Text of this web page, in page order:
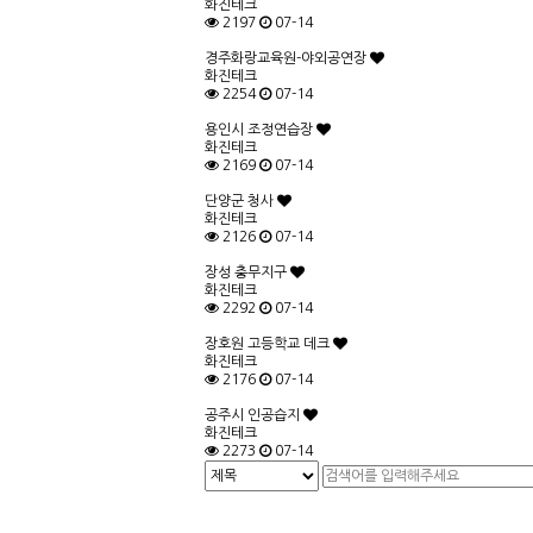
화진테크
2197
07-14
경주화랑교육원-야외공연장
화진테크
2254
07-14
용인시 조정연습장
화진테크
2169
07-14
단양군 청사
화진테크
2126
07-14
장성 충무지구
화진테크
2292
07-14
장호원 고등학교 데크
화진테크
2176
07-14
공주시 인공습지
화진테크
2273
07-14